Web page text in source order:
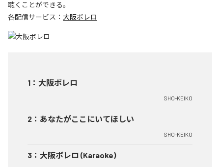
聴くことができる。
各配信サービス： 大阪ボレロ
1 ： 大阪ボレロ
SHO-KEIKO
2 ： あなたがここにいてほしい
SHO-KEIKO
3 ： 大阪ボレロ (Karaoke)